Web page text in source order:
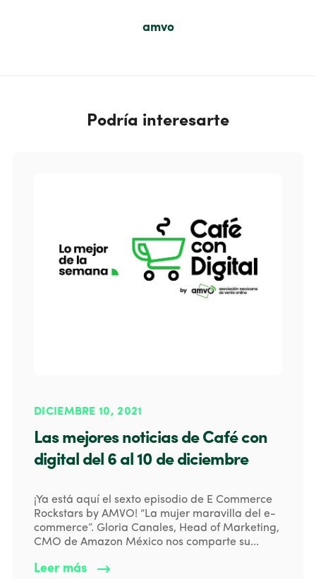
amvo
Podría interesarte
DICIEMBRE 10, 2021
Las mejores noticias de Café con
digital del 6 al 10 de diciembre
¡Ya está aquí el sexto episodio de E Commerce
Rockstars by AMVO! “La mujer maravilla del e-
commerce”. Gloria Canales, Head of Marketing,
CMO de Amazon México nos comparte su...
Leer más